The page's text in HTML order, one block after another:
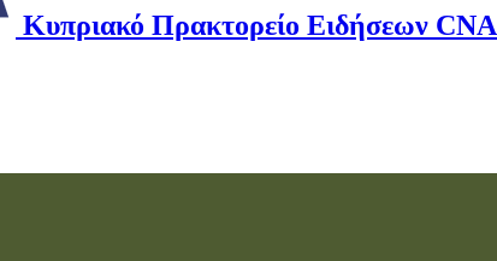
Κυπριακό Πρακτορείο Ειδήσεων CNA